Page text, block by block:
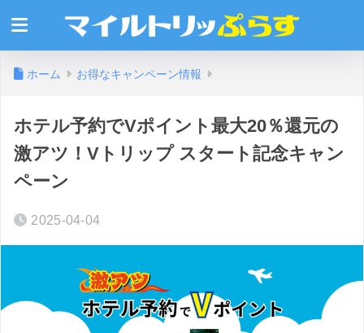
ホーム お得なキャンペーン情報
ホテル予約でVポイント最大20％還元の
激アツ！Vトリップ スタート記念キャン
ペーン
2025-04-04